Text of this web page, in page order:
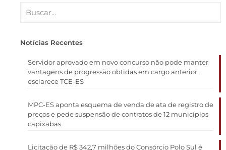
Notícias Recentes
Servidor aprovado em novo concurso não pode manter
vantagens de progressão obtidas em cargo anterior,
esclarece TCE-ES
MPC-ES aponta esquema de venda de ata de registro de
preços e pede suspensão de contratos de 12 municípios
capixabas
Licitação de R$ 342,7 milhões do Consórcio Polo Sul é